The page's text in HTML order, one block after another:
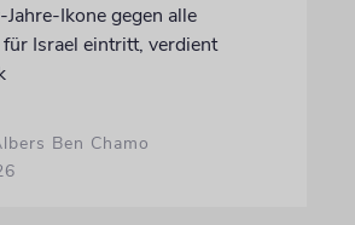
Ikone gegen alle
Israel eintritt, verdient
Ben Chamo